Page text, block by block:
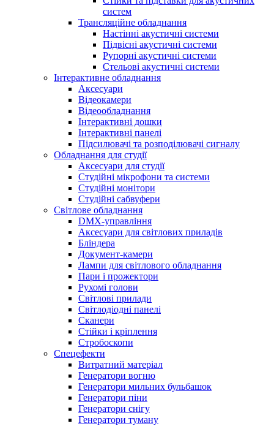
систем
Трансляційне обладнання
Настінні акустичні системи
Підвісні акустичні системи
Рупорні акустичні системи
Стельові акустичні системи
Інтерактивне обладнання
Аксесуари
Відеокамери
Відеообладнання
Інтерактивні дошки
Інтерактивні панелі
Підсилювачі та розподілювачі сигналу
Обладнання для студії
Аксесуари для студії
Студійні мікрофони та системи
Студійні монітори
Студійні сабвуфери
Світлове обладнання
DMX-управління
Аксесуари для світлових приладів
Бліндера
Документ-камери
Лампи для світлового обладнання
Пари і прожектори
Рухомі голови
Світлові прилади
Світлодіодні панелі
Сканери
Стійки і кріплення
Стробоскопи
Спецефекти
Витратний матеріал
Генератори вогню
Генератори мильних бульбашок
Генератори піни
Генератори снігу
Генератори туману